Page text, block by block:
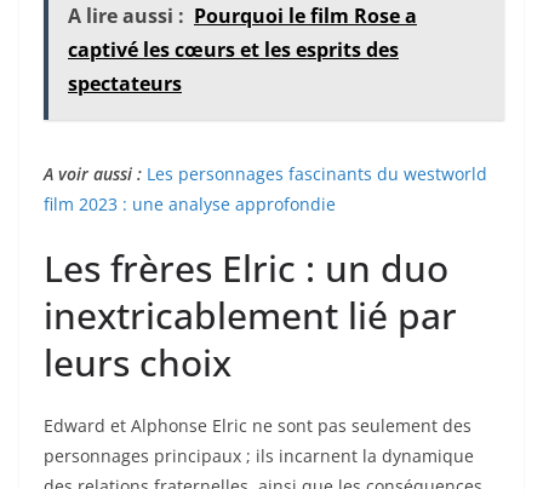
A lire aussi : Pourquoi le film Rose a
captivé les cœurs et les esprits des
spectateurs
A voir aussi : Les personnages fascinants du westworld
film 2023 : une analyse approfondie
Les frères Elric : un duo
inextricablement lié par
leurs choix
Edward et Alphonse Elric ne sont pas seulement des
personnages principaux ; ils incarnent la dynamique